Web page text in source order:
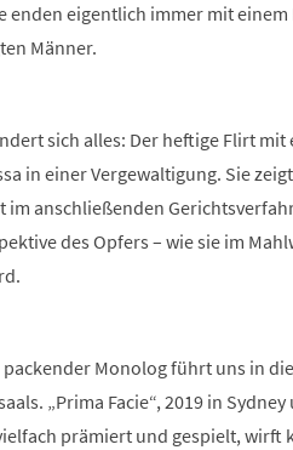
enden eigentlich immer mit
Männer.
sich alles: Der heftige Flirt
in einer Vergewaltigung. Sie
im anschließenden
des Opfers – wie sie im
packender Monolog führt uns in
„Prima Facie“, 2019 in
prämiert und gespielt, wirft